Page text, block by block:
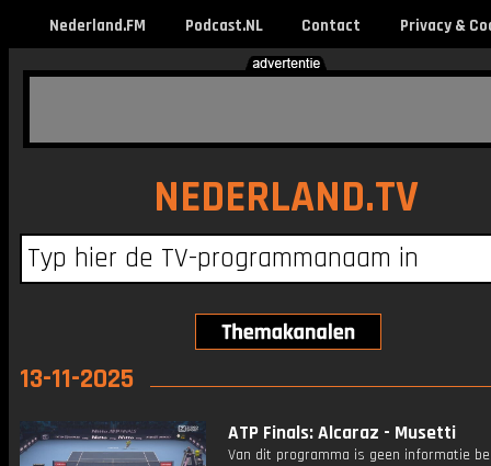
Nederland.FM Podcast.NL Contact Privacy &
NEDERLAND.TV
13-11-2025
ATP Finals: Alcaraz - Musetti
Van dit programma is geen informatie